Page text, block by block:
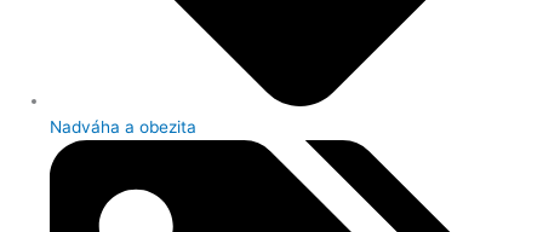
Nadváha a obezita